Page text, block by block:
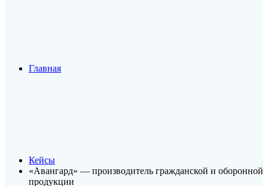
Главная
Кейсы
«Авангард» — производитель гражданской и оборонной
продукции